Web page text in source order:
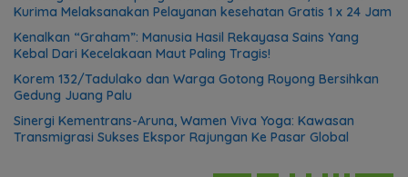
Kurima Melaksanakan Pelayanan kesehatan Gratis 1 x 24 Jam
Kenalkan “Graham”: Manusia Hasil Rekayasa Sains Yang
Kebal Dari Kecelakaan Maut Paling Tragis!
Korem 132/Tadulako dan Warga Gotong Royong Bersihkan
Gedung Juang Palu
Sinergi Kementrans-Aruna, Wamen Viva Yoga: Kawasan
Transmigrasi Sukses Ekspor Rajungan Ke Pasar Global